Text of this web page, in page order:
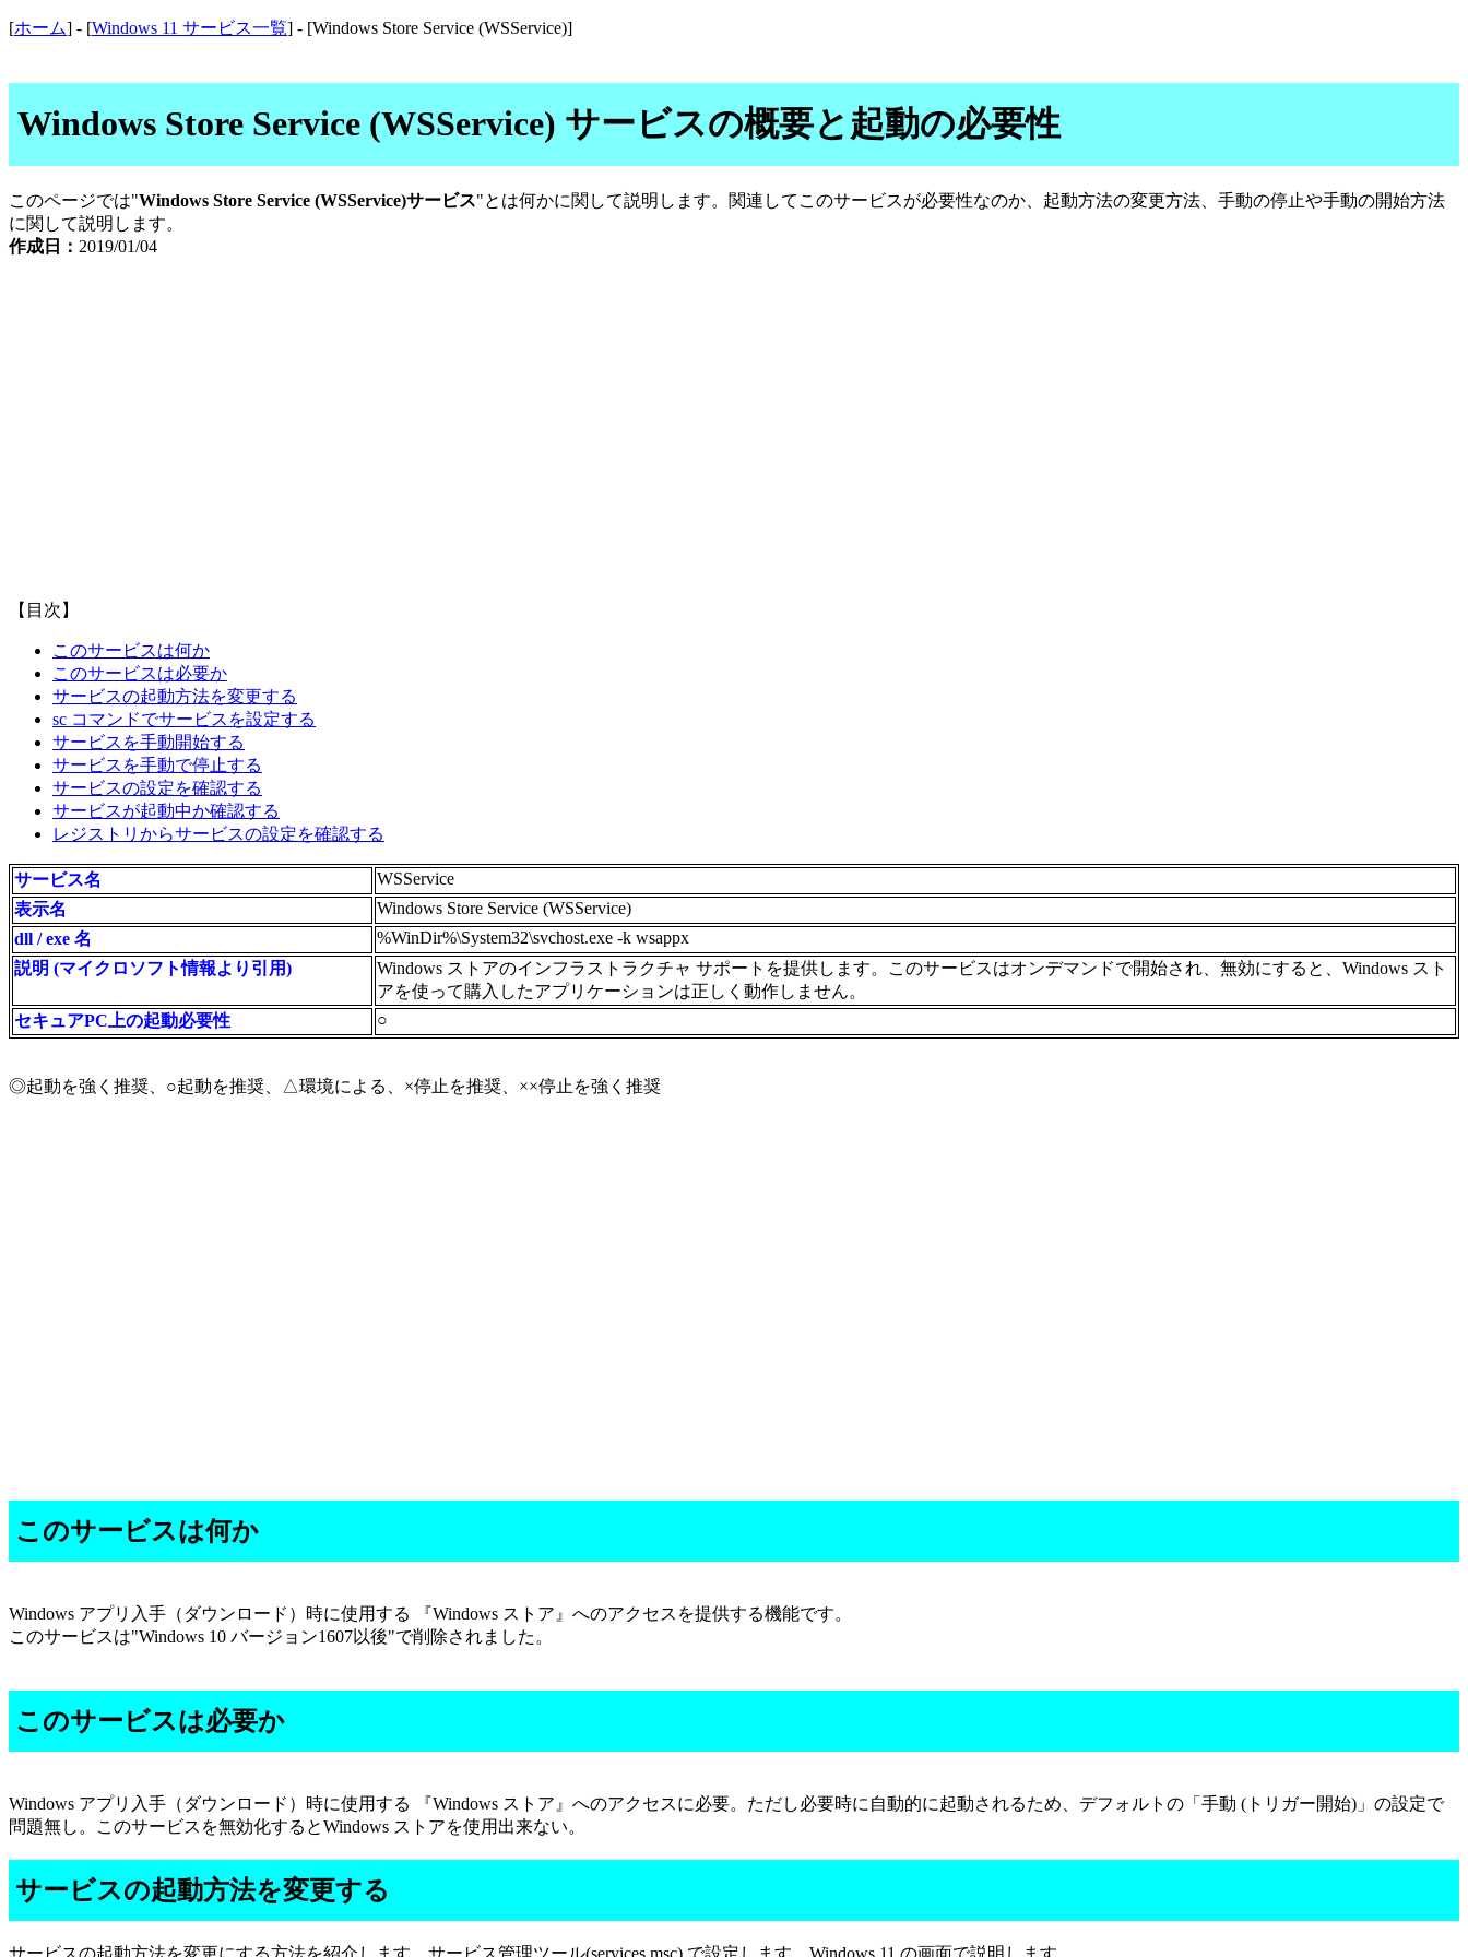
[ホーム] - [Windows 11 サービス一覧] - [Windows Store Service (WSService)]
Windows Store Service (WSService) サービスの概要と起動の必要性
このページでは"Windows Store Service (WSService)サービス"とは何かに関して説明します。関連してこのサービスが必要性なのか、起動方法の変更方法、手動の停止や手動の開始方法
に関して説明します。
作成日： 2019/01/04
【目次】
このサービスは何か
このサービスは必要か
サービスの起動方法を変更する
sc コマンドでサービスを設定する
サービスを手動開始する
サービスを手動で停止する
サービスの設定を確認する
サービスが起動中か確認する
レジストリからサービスの設定を確認する
サービス名
WSService
表示名
Windows Store Service (WSService)
dll / exe 名
%WinDir%\System32\svchost.exe -k wsappx
説明 (マイクロソフト情報より引用)
Windows ストアのインフラストラクチャ サポートを提供します。このサービスはオンデマンドで開始され、無効にすると、Windows スト
アを使って購入したアプリケーションは正しく動作しません。
セキュアPC上の起動必要性
○
◎起動を強く推奨、○起動を推奨、△環境による、×停止を推奨、××停止を強く推奨
このサービスは何か
Windows アプリ入手（ダウンロード）時に使用する 『Windows ストア』へのアクセスを提供する機能です。
このサービスは"Windows 10 バージョン1607以後"で削除されました。
このサービスは必要か
Windows アプリ入手（ダウンロード）時に使用する 『Windows ストア』へのアクセスに必要。ただし必要時に自動的に起動されるため、デフォルトの「手動 (トリガー開始)」の設定で
問題無し。このサービスを無効化するとWindows ストアを使用出来ない。
サービスの起動方法を変更する